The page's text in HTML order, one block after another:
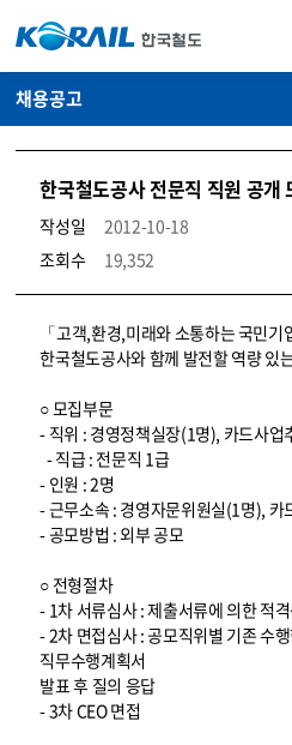
채용공고
한국철도공사 전문직 직원 공개
작성일
2012-10-18
조회수
19,352
코레일소개_경영공시_채용공고 상세보기 – 내용, 파일, 담당자 연락처로 구성
「고객,환경,미래와 소통하는 국민기
한국철도공사와 함께 발전할 역량 있
○ 모집부문
- 직위 : 경영정책실장(1명), 카드사업
- 직급 : 전문직 1급
- 인원 : 2명
- 근무소속 : 경영자문위원실(1명), 카
- 공모방법 : 외부 공모
○ 전형절차
- 1차 서류심사 : 제출서류에 의한 적
- 2차 면접심사 : 공모직위별 기존 수
직무수행계획서
발표 후 질의 응답
- 3차 CEO 면접